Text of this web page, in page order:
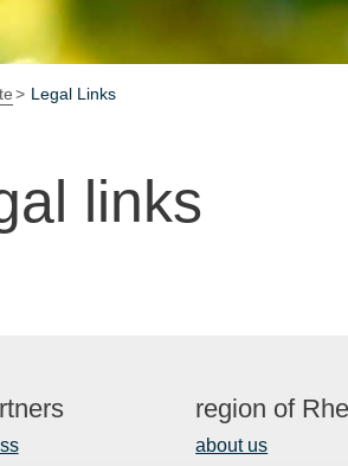
Legal Links
links
region of
about us